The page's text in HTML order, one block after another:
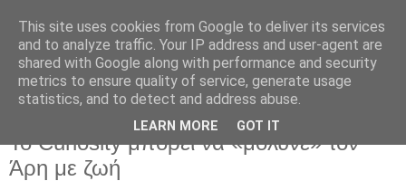
Το Curiosity μπορεί να «μόλυνε» τον
Άρη με ζωή
This site uses cookies from Google to deliver its services
and to analyze traffic. Your IP address and user-agent are
shared with Google along with performance and security
metrics to ensure quality of service, generate usage
statistics, and to detect and address abuse.
LEARN MORE GOT IT